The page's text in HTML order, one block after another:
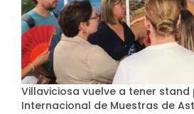
Villaviciosa vuelve a tener stand
Internacional de Muestras de